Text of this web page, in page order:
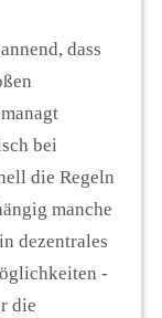
dass
bei
die Regeln
manche
dezentrales
-
die